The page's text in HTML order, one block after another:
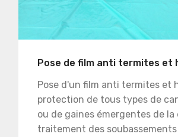
Pose de film anti termites et
Pose d'un film anti termites et
protection de tous types de
ou de gaines émergentes de la
traitement des